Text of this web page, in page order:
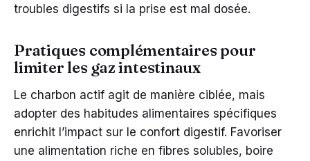
troubles digestifs si la prise est mal dosée.
Pratiques complémentaires pour
limiter les gaz intestinaux
Le charbon actif agit de manière ciblée, mais
adopter des habitudes alimentaires spécifiques
enrichit l’impact sur le confort digestif. Favoriser
une alimentation riche en fibres solubles, boire